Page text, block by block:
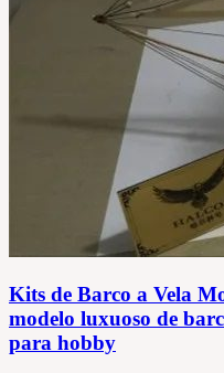
Kits de Barco a Vela
modelo luxuoso de
para hobby